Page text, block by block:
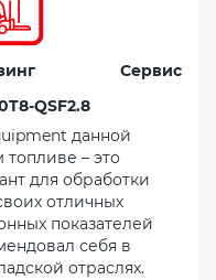
Сервис
QSF2.8
данной
– это
для обработки
отличных
показателей
себя в
отраслях.